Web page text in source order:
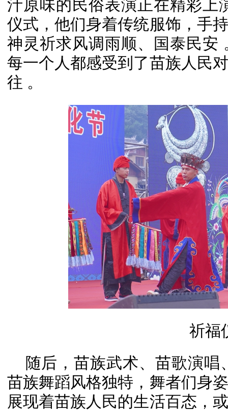
汁原味的民俗表演正在精彩上
仪式，他们身着传统服饰，手
神灵祈求风调雨顺、国泰民安
每一个人都感受到了苗族人民
往 。
祈福
随后，苗族武术、苗歌演唱
苗族舞蹈风格独特，舞者们身
展现着苗族人民的生活百态，